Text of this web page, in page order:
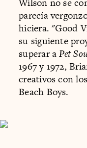
Wilson no se
parecía
hiciera. "Good
su siguiente
superar aPet
1967 y 1972,
creativos con
Beach Boys.